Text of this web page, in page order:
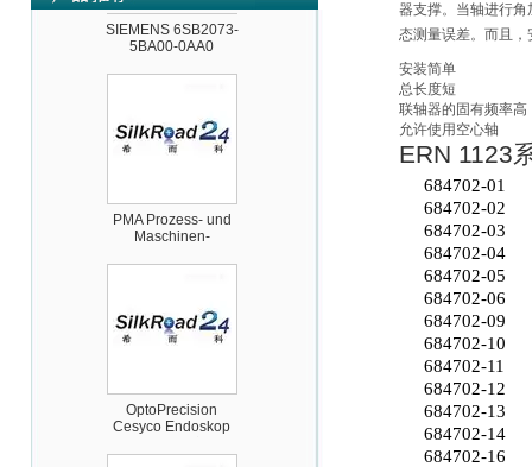
SIEMENS 6SB2073-
5BA00-0AA0
PMA Prozess- und
Maschinen-
Automation GmbH
OptoPrecision
Cesyco Endoskop
HTO 38 内窥镜
器支撑。当轴进行
态测量误差。而且
安装简单
总长度短
联轴器的固有频率高
允许使用空心轴
ERN 1123
684702-01
684702-02
684702-03
684702-04
684702-05
684702-06
684702-09
684702-10
684702-11
684702-12
684702-13
684702-14
684702-16